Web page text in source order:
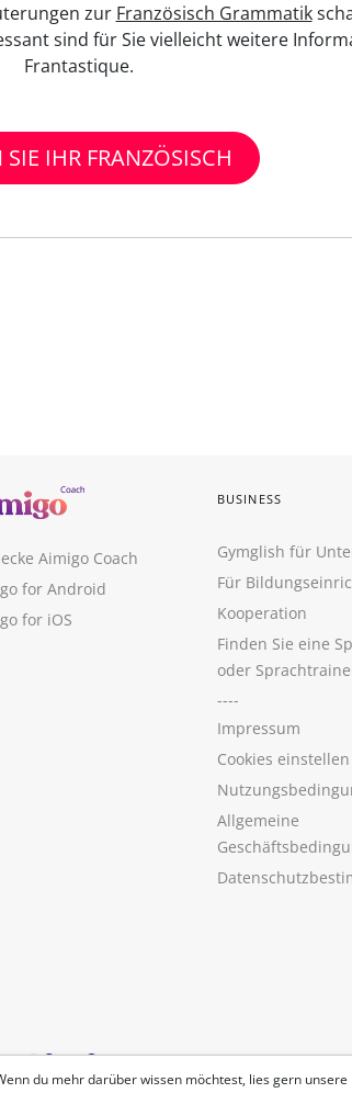
zur Französisch Grammatik
sind für Sie vielleicht weitere
Frantastique.
SIE IHR FRANZÖSISCH
du mehr darüber wissen möchtest, lies gern unsere
Aimigo Coach
for Android
for iOS
BUSINESS
Gymglish für
Für
Kooperation
Finden Sie eine
oder
----
Impressum
Cookies einstellen
Allgemeine